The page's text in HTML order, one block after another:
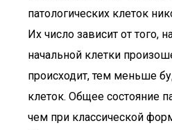
патологических клеток
Их число зависит от того,
начальной клетки
происходит, тем меньше
клеток. Общее состояние
чем при классической